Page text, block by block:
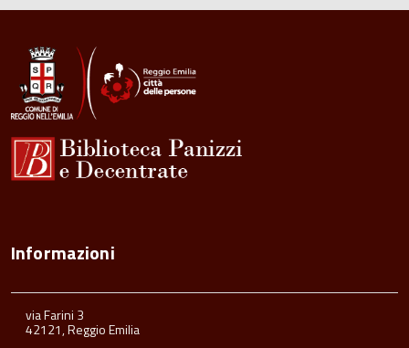
Informazioni
via Farini 3
42121, Reggio Emilia